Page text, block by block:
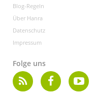
Blog-Regeln
Über Hanra
Datenschutz
Impressum
Folge uns